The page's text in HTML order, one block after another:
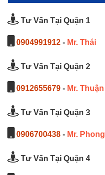
Tư Vấn Tại Quận 1
0904991912 - Mr. Thái
Tư Vấn Tại Quận 2
0912655679 - Mr. Thuận
Tư Vấn Tại Quận 3
0906700438 - Mr. Phong
Tư Vấn Tại Quận 4